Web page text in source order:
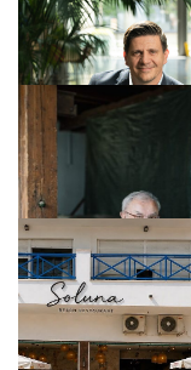
Tech
TÁMOGATÓI
Családi
vállalkozások